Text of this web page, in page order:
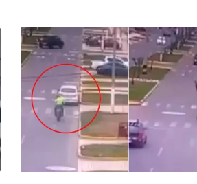
¡Salió volando!